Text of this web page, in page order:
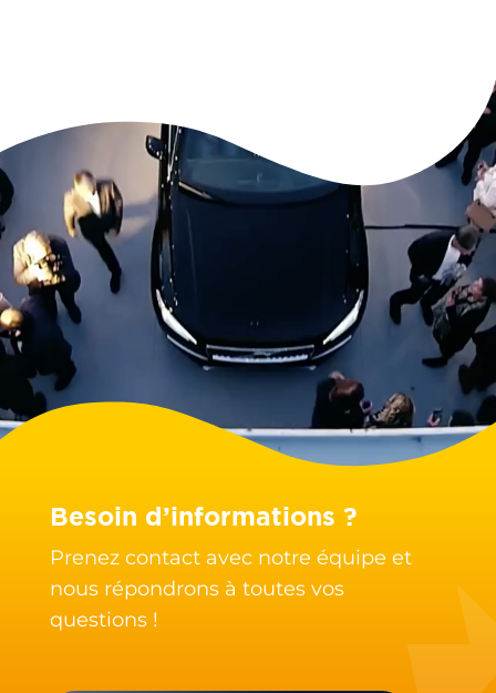
Besoin d’informations ?
Prenez contact avec notre équipe et
nous répondrons à toutes vos
questions !